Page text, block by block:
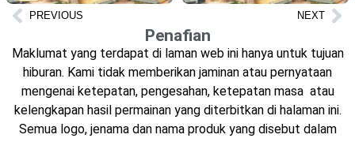
PREVIOUS NEXT
Penafian
Maklumat yang terdapat di laman web ini hanya untuk tujuan
hiburan. Kami tidak memberikan jaminan atau pernyataan
mengenai ketepatan, pengesahan, ketepatan masa atau
kelengkapan hasil permainan yang diterbitkan di halaman ini.
Semua logo, jenama dan nama produk yang disebut dalam